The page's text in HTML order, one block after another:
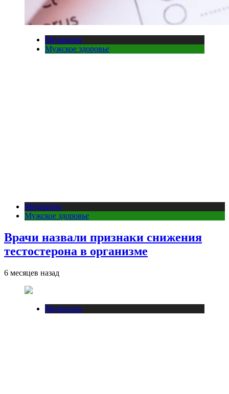
Медицина
Мужское здоровье
Медицина
Мужское здоровье
Врачи назвали признаки снижения
тестостерона в организме
6 месяцев назад
Медицина